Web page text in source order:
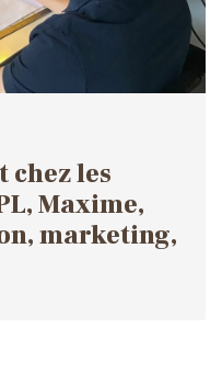
chez les
Maxime,
marketing,